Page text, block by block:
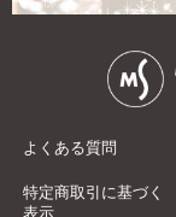
よくある質問
特定商取引に基づく
表示